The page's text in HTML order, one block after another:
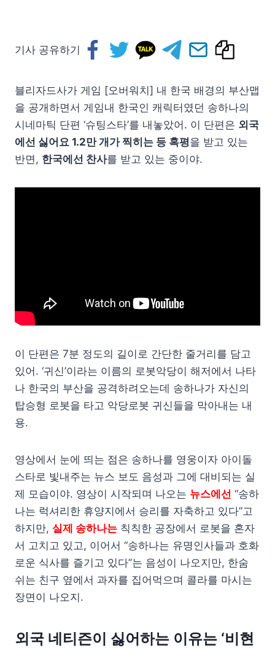
기사 공유하기
블리자드사가 게임 [오버워치] 내 한국 배경의 부산맵
을 공개하면서 게임내 한국인 캐릭터였던 송하나의
시네마틱 단편 ‘슈팅스타’를 내놓았어. 이 단편은 외국
에선 싫어요 1.2만 개가 찍히는 등 혹평을 받고 있는
반면, 한국에선 찬사를 받고 있는 중이야.
이 단편은 7분 정도의 길이로 간단한 줄거리를 담고
있어. ‘귀신’이라는 이름의 로봇악당이 해저에서 나타
나 한국의 부산을 공격하려오는데 송하나가 자신의
탑승형 로봇을 타고 악당로봇 귀신들을 막아내는 내
용.
영상에서 눈에 띄는 점은 송하나를 영웅이자 아이돌
스타로 빛내주는 뉴스 보도 음성과 그에 대비되는 실
제 모습이야. 영상이 시작되며 나오는 뉴스에선 “송하
나는 럭셔리한 휴양지에서 승리를 자축하고 있다”고
하지만, 실제 송하나는 칙칙한 공장에서 로봇을 혼자
서 고치고 있고, 이어서 “송하나는 유명인사들과 호화
로운 식사를 즐기고 있다”는 음성이 나오지만, 한숨
쉬는 친구 옆에서 과자를 집어먹으며 콜라를 마시는
장면이 나오지.
외국 네티즌이 싫어하는 이유는 ‘비현